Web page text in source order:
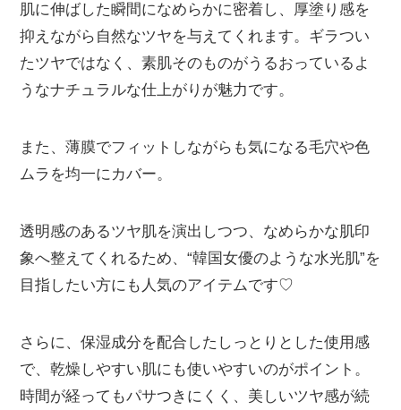
肌に伸ばした瞬間になめらかに密着し、厚塗り感を
抑えながら自然なツヤを与えてくれます。ギラつい
たツヤではなく、素肌そのものがうるおっているよ
うなナチュラルな仕上がりが魅力です。
また、薄膜でフィットしながらも気になる毛穴や色
ムラを均一にカバー。
透明感のあるツヤ肌を演出しつつ、なめらかな肌印
象へ整えてくれるため、“韓国女優のような水光肌”を
目指したい方にも人気のアイテムです♡
さらに、保湿成分を配合したしっとりとした使用感
で、乾燥しやすい肌にも使いやすいのがポイント。
時間が経ってもパサつきにくく、美しいツヤ感が続